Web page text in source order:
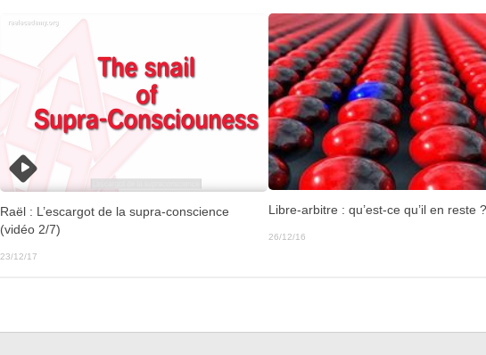
Raël : L’escargot de la supra-conscience
(vidéo 2/7)
23/12/17
Libre-arbitre : qu’est-ce qu’il en reste
26/12/16